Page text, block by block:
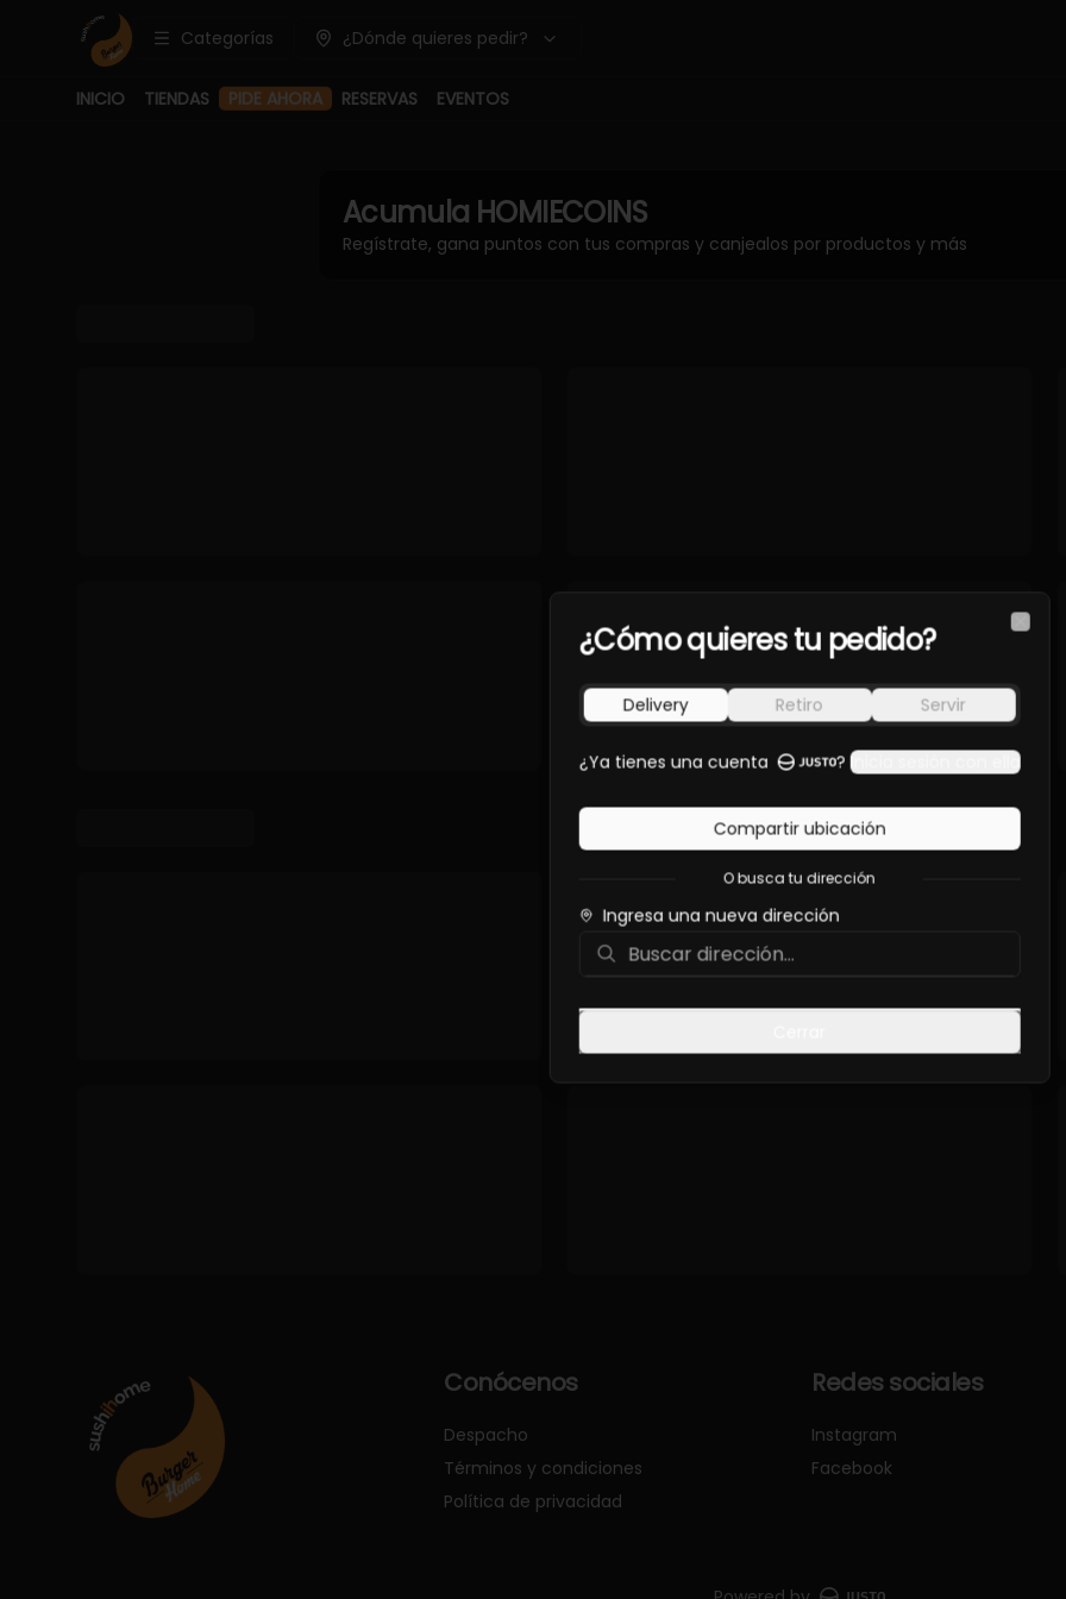
Categorías ¿Dónde quieres pedir?
INICIO TIENDAS PIDE AHORA RESERVAS EVENTOS
Acumula HOMIECOINS
Regístrate, gana puntos con tus compras y canjealos por productos y más
Conócenos
Despacho
Términos y condiciones
Política de privacidad
Redes sociales
Instagram
Facebook
¿Cómo quieres tu pedido?
Delivery Retiro Servir
¿Ya tienes una cuenta ? Inicia sesión con ella
Compartir ubicación
O busca tu dirección
Ingresa una nueva dirección